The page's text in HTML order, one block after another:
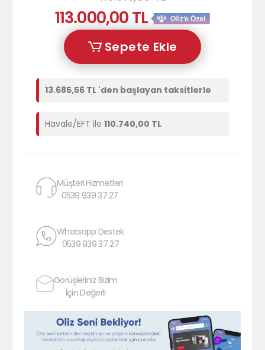
113.000,00 TL
Sepete Ekle
13.685,56 TL 'den başlayan taksitlerle
Havale/EFT ile 110.740,00 TL
Müşteri Hizmetleri
0539 939 37 27
Whatsapp Destek
0539 939 37 27
Görüşleriniz Bizim
İçin Değerli